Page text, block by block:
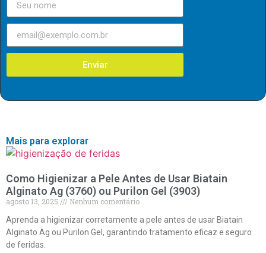
Enviar
Mais para explorar
Como Higienizar a Pele Antes de Usar Biatain
Alginato Ag (3760) ou Purilon Gel (3903)
agosto 13, 2025
Nenhum comentário
Aprenda a higienizar corretamente a pele antes de usar Biatain
Alginato Ag ou Purilon Gel, garantindo tratamento eficaz e seguro
de feridas.